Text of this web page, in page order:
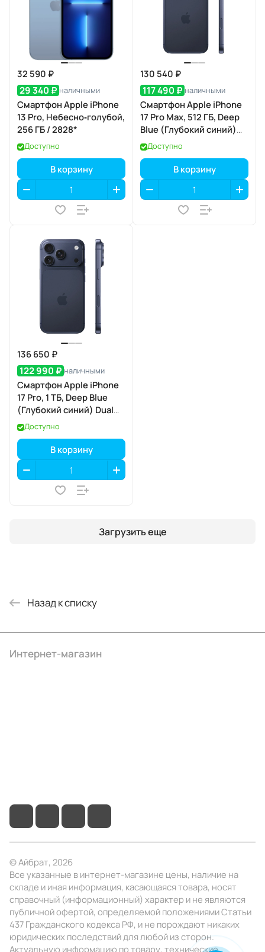
32 590 ₽
29 340 ₽ наличными
Смартфон Apple iPhone
13 Pro, Небесно‑голубой,
256 ГБ / 2828*
Доступно
В корзину
130 540 ₽
117 490 ₽ наличными
Смартфон Apple iPhone
17 Pro Max, 512 ГБ, Deep
Blue (Глубокий синий)
Dual eSIM
Доступно
В корзину
136 650 ₽
122 990 ₽ наличными
Смартфон Apple iPhone
17 Pro, 1 ТБ, Deep Blue
(Глубокий синий) Dual
eSIM
Доступно
В корзину
Загрузить еще
Назад к списку
Интернет-магазин
© Айбрат, 2026
Все указанные в интернет-магазине цены, наличие на
складе и иная информация, касающаяся товара, носят
справочный (информационный) характер и не являются
публичной офертой, определяемой положениями Статьи
437 Гражданского кодекса РФ, и не порождают никаких
юридических последствий для любой из сторон.
Актуальную информацию по товару, технические